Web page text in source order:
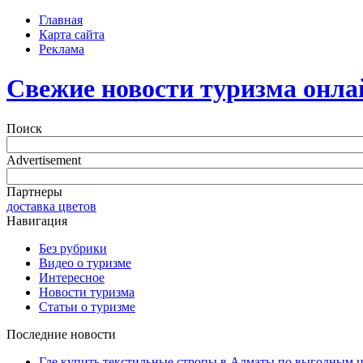
Главная
Карта сайта
Реклама
Свежие новости туризма
Поиск
Advertisement
Партнеры
доставка цветов
Навигация
Без рубрики
Видео о туризме
Интересное
Новости туризма
Статьи о туризме
Последние новости